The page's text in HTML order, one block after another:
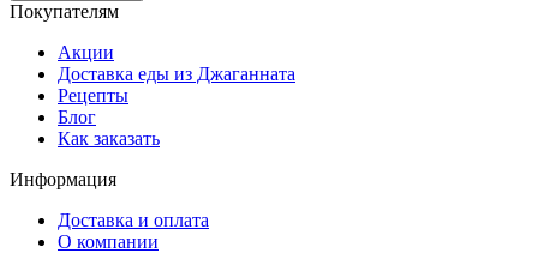
Покупателям
Акции
Доставка еды из Джаганната
Рецепты
Блог
Как заказать
Информация
Доставка и оплата
О компании